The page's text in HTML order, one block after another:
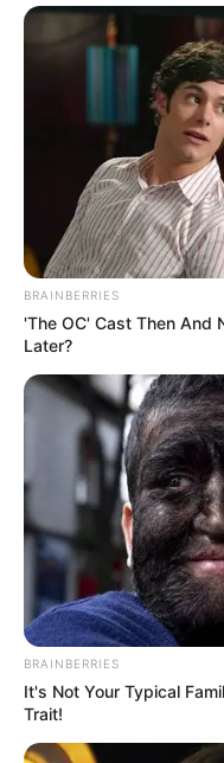
23 May, 2026 by
mujer
3xcita
Ver
BRAINBERRIES
'The OC' Cast Then And
Later?
BRAINBERRIES
It's Not Your Typical
Trait!